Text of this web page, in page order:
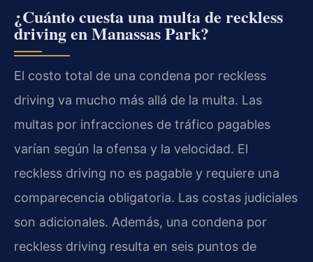
¿Cuánto cuesta una multa de reckless
driving en Manassas Park?
El costo total de una condena por reckless
driving va mucho más allá de la multa. Las
multas por infracciones de tráfico pagables
varían según la ofensa y la velocidad. El
reckless driving no es pagable y requiere una
comparecencia obligatoria. Las costas judiciales
son adicionales. Además, una condena por
reckless driving resulta en seis puntos de